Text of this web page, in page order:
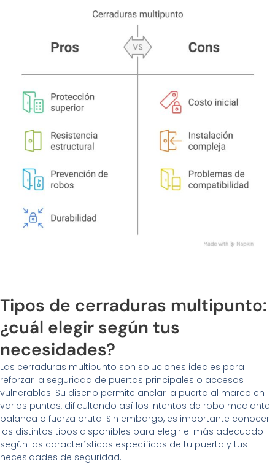
Tipos de cerraduras multipunto:
¿cuál elegir según tus
necesidades?
Las cerraduras multipunto son soluciones ideales para
reforzar la seguridad de puertas principales o accesos
vulnerables. Su diseño permite anclar la puerta al marco en
varios puntos, dificultando así los intentos de robo mediante
palanca o fuerza bruta. Sin embargo, es importante conocer
los distintos tipos disponibles para elegir el más adecuado
según las características específicas de tu puerta y tus
necesidades de seguridad.